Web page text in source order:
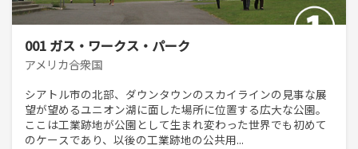
001 ガス・ワークス・パーク
アメリカ合衆国
シアトル市の北部、ダウンタウンのスカイラインの見事な展
望が望めるユニオン湖に面した場所に位置する広大な公園。
ここは工業跡地が公園として生まれ変わった世界でも初めて
のケースであり、以後の工業跡地の公共用...